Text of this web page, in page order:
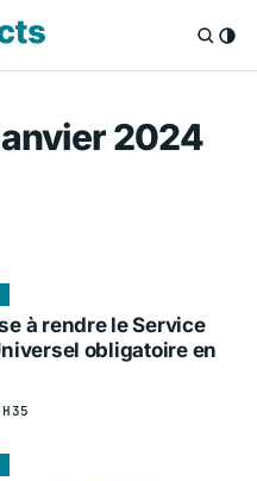
—
2024
à rendre le Service
obligatoire en